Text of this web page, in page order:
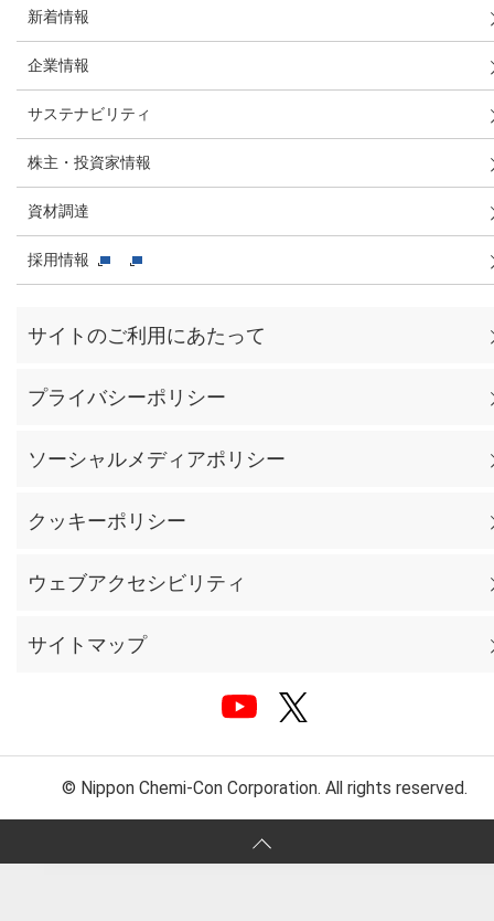
新着情報
企業情報
サステナビリティ
株主・投資家情報
資材調達
採用情報
サイトのご利用にあたって
プライバシーポリシー
ソーシャルメディアポリシー
クッキーポリシー
ウェブアクセシビリティ
サイトマップ
© Nippon Chemi-Con Corporation. All rights reserved.